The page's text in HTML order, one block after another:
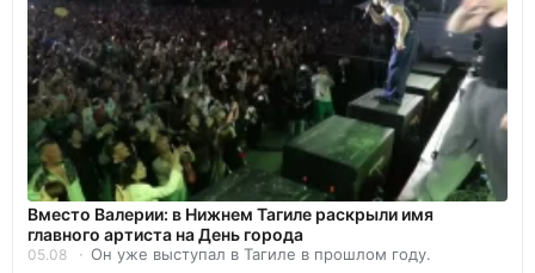
Вместо Валерии: в Нижнем Тагиле раскрыли имя
главного артиста на День города
05.08 Он уже выступал в Тагиле в прошлом году.